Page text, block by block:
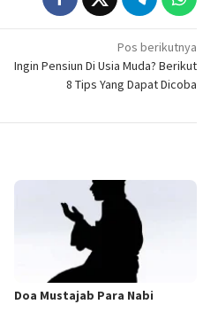
Pos berikutnya
Ingin Pensiun Di Usia Muda? Berikut
8 Tips Yang Dapat Dicoba
Doa Mustajab Para Nabi